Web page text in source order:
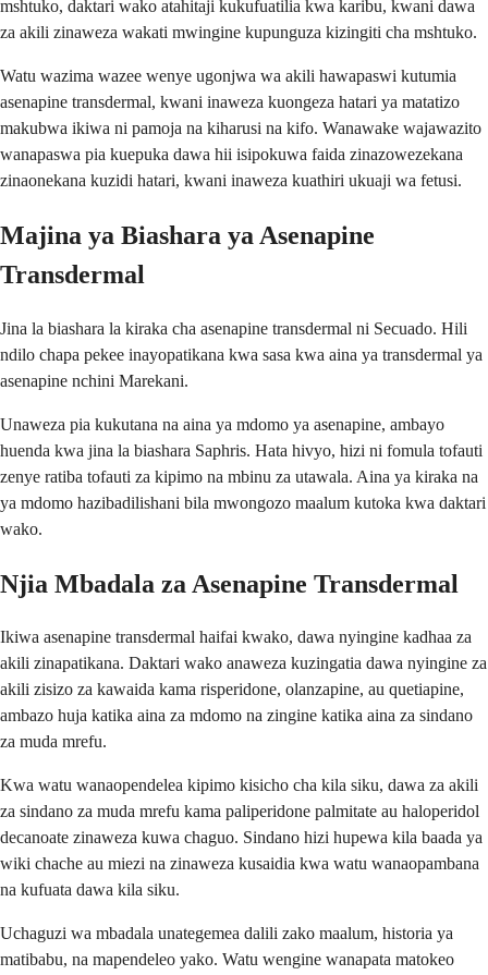
mshtuko, daktari wako atahitaji kukufuatilia kwa karibu, kwani dawa
za akili zinaweza wakati mwingine kupunguza kizingiti cha mshtuko.
Watu wazima wazee wenye ugonjwa wa akili hawapaswi kutumia
asenapine transdermal, kwani inaweza kuongeza hatari ya matatizo
makubwa ikiwa ni pamoja na kiharusi na kifo. Wanawake wajawazito
wanapaswa pia kuepuka dawa hii isipokuwa faida zinazowezekana
zinaonekana kuzidi hatari, kwani inaweza kuathiri ukuaji wa fetusi.
Majina ya Biashara ya Asenapine
Transdermal
Jina la biashara la kiraka cha asenapine transdermal ni Secuado. Hili
ndilo chapa pekee inayopatikana kwa sasa kwa aina ya transdermal ya
asenapine nchini Marekani.
Unaweza pia kukutana na aina ya mdomo ya asenapine, ambayo
huenda kwa jina la biashara Saphris. Hata hivyo, hizi ni fomula tofauti
zenye ratiba tofauti za kipimo na mbinu za utawala. Aina ya kiraka na
ya mdomo hazibadilishani bila mwongozo maalum kutoka kwa daktari
wako.
Njia Mbadala za Asenapine Transdermal
Ikiwa asenapine transdermal haifai kwako, dawa nyingine kadhaa za
akili zinapatikana. Daktari wako anaweza kuzingatia dawa nyingine za
akili zisizo za kawaida kama risperidone, olanzapine, au quetiapine,
ambazo huja katika aina za mdomo na zingine katika aina za sindano
za muda mrefu.
Kwa watu wanaopendelea kipimo kisicho cha kila siku, dawa za akili
za sindano za muda mrefu kama paliperidone palmitate au haloperidol
decanoate zinaweza kuwa chaguo. Sindano hizi hupewa kila baada ya
wiki chache au miezi na zinaweza kusaidia kwa watu wanaopambana
na kufuata dawa kila siku.
Uchaguzi wa mbadala unategemea dalili zako maalum, historia ya
matibabu, na mapendeleo yako. Watu wengine wanapata matokeo